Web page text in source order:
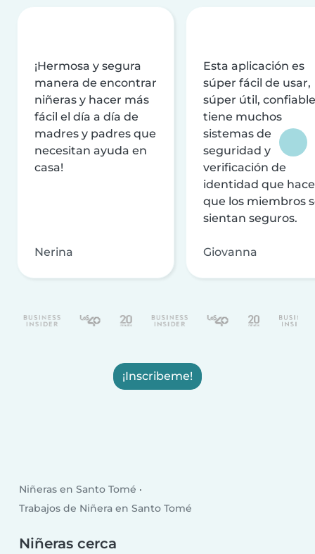
¡Hermosa y segura
manera de encontrar
niñeras y hacer más
fácil el día a día de
madres y padres que
necesitan ayuda en
casa!
Nerina
Esta aplicación es
súper fácil de usar,
súper útil,
tiene muchos
sistemas de
seguridad y
verificación de
identidad que
que los miembros
sientan seguros.
Giovanna
¡Inscribeme!
Niñeras en Santo Tomé
Trabajos de Niñera en Santo Tomé
Niñeras cerca